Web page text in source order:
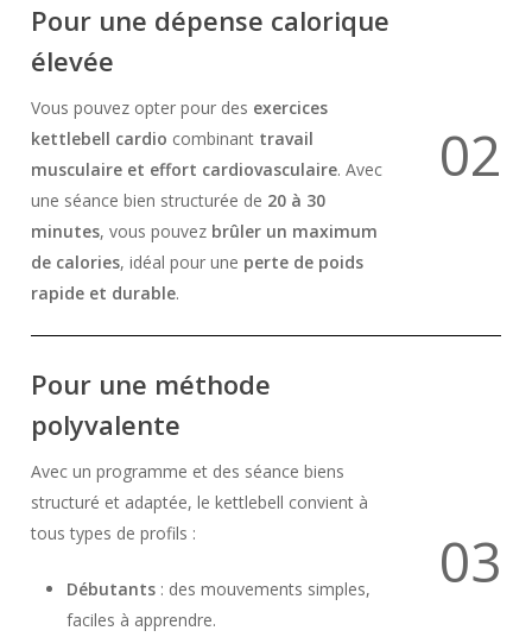
Pour une dépense calorique
élevée
Vous pouvez opter pour des exercices
kettlebell cardio combinant travail
musculaire et effort cardiovasculaire. Avec
une séance bien structurée de 20 à 30
minutes, vous pouvez brûler un maximum
de calories, idéal pour une perte de poids
rapide et durable.
02
Pour une méthode
polyvalente
Avec un programme et des séance biens
structuré et adaptée, le kettlebell convient à
tous types de profils :
Débutants : des mouvements simples,
faciles à apprendre.
03